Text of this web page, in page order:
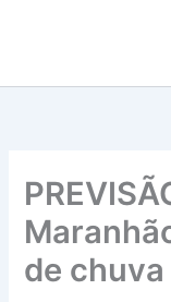
conteúdo
de